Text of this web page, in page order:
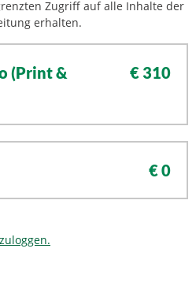
Zugriff auf alle Inhalte der
erhalten.
(Print &
€ 310
€ 0